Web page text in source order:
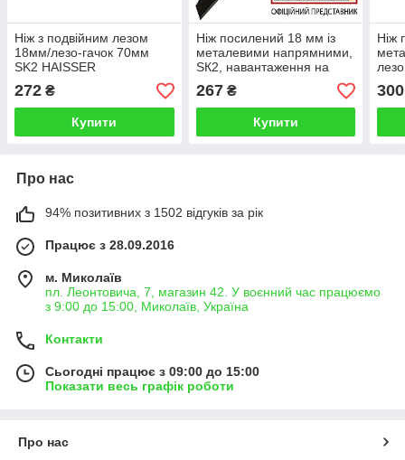
Ніж з подвійним лезом
18мм/лезо-гачок 70мм
SK2 HAISSER
272 ₴
Купити
Ніж посилений 18 мм із
металевими напрямними,
SК2, навантаження на
лезо до 60 кг HAISSER
267₴
Купити
Ніж
300
Про нас
94% позитивних з 1502 відгуків за рік
Працює з 28.09.2016
м. Миколаїв
пл. Леонтовича, 7, магазин 42. У воєнний час працюємо
з 9:00 до 15:00, Миколаїв, Україна
Контакти
Сьогодні працює з 09:00 до 15:00
Показати весь графік роботи
Про нас